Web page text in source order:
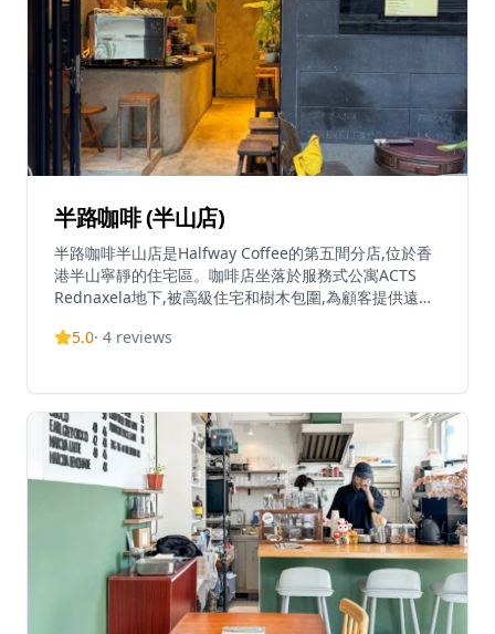
半路咖啡 (半山店)
半路咖啡半山店是Halfway Coffee的第五間分店,位於香
港半山寧靜的住宅區。咖啡店坐落於服務式公寓ACTS
Rednaxela地下,被高級住宅和樹木包圍,為顧客提供遠離
略為昏暗但溫暖,營造舒適氛圍。室內空間較小,吧台前只
體現在杯盤及外帶杯的設計上,將西方咖啡文化與東方藝
術美學完美結合。咖啡店主打精品咖啡文化,提供燕麥拿
鐵、黑咖啡等多樣化咖啡飲品,使用元老級手拉桿咖啡機
沖製每一杯純粹的咖啡。店內亦提供少量甜點與輕食。咖
啡店體現品牌「咖啡文化、社區人情、記憶流傳」的理
念,為咖啡愛好者打造懷舊放鬆的空間。
5.0· 4 reviews